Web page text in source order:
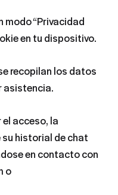
modo “Privacidad
en tu dispositivo.
recopilan los datos
asistencia.
acceso, la
historial de chat
en contacto con
o